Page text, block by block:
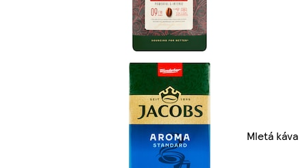
Mletá káva